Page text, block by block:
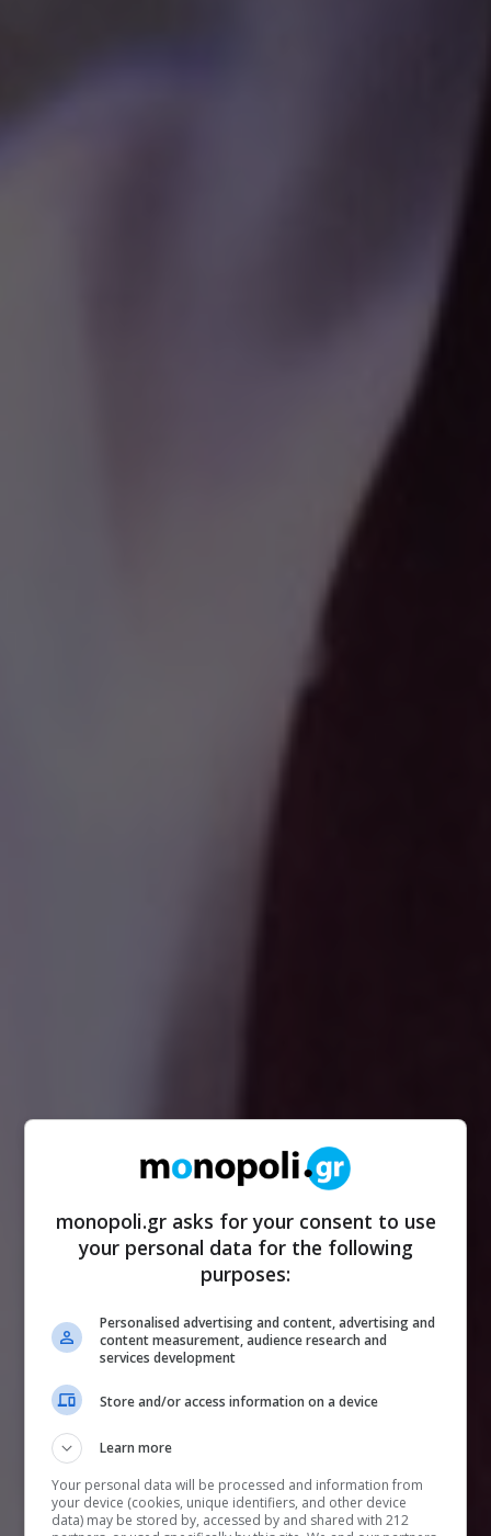
monopoli.gr asks for your consent to use
your personal data for the following
purposes:
Personalised advertising and content, advertising and
content measurement, audience research and
services development
Store and/or access information on a device
Learn more
Your personal data will be processed and information from
your device (cookies, unique identifiers, and other device
data) may be stored by, accessed by and shared with 212